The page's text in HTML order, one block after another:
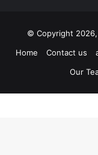
© Copyright 2026,
Home
Contact us
Our